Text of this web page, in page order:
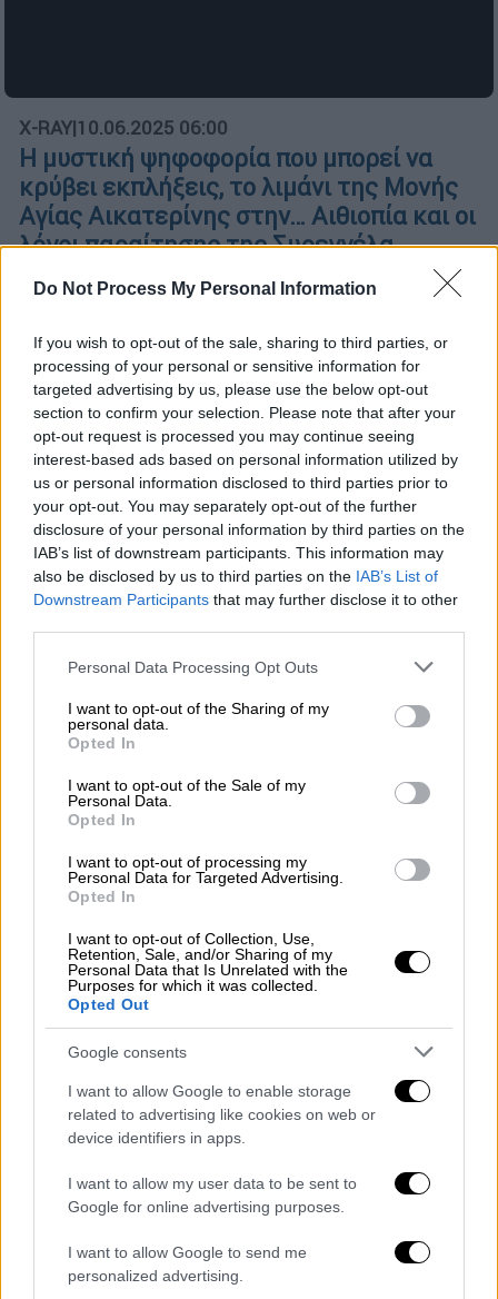
Do Not Process My Personal Information
If you wish to opt-out of the sale, sharing to third parties, or
processing of your personal or sensitive information for
targeted advertising by us, please use the below opt-out
section to confirm your selection. Please note that after your
opt-out request is processed you may continue seeing
interest-based ads based on personal information utilized by
us or personal information disclosed to third parties prior to
your opt-out. You may separately opt-out of the further
disclosure of your personal information by third parties on the
IAB’s list of downstream participants. This information may
also be disclosed by us to third parties on the IAB’s List of
Downstream Participants that may further disclose it to other
Please note that this website/app uses one or more Google
not limited to your visit or usage behaviour. You may click to
grant or deny consent to Google and its third-party tags to
use your data for below specified purposes in below Google
consent section.
Personal Data Processing Opt Outs
I want to opt-out of the Sharing of my
personal data.
Opted In
I want to opt-out of the Sale of my
Personal Data.
Opted In
I want to opt-out of processing my
Personal Data for Targeted Advertising.
Opted In
I want to opt-out of Collection, Use,
Retention, Sale, and/or Sharing of my
Personal Data that Is Unrelated with the
Purposes for which it was collected.
Opted Out
Google consents
I want to allow Google to enable storage
related to advertising like cookies on web or
device identifiers in apps.
I want to allow my user data to be sent to
Google for online advertising purposes.
I want to allow Google to send me
personalized advertising.
X-RAY|10.06.2025 06:00
Η μυστική ψηφοφορία που μπορεί να
κρύβει εκπλήξεις, το λιμάνι της Μονής
Αγίας Αικατερίνης στην… Αιθιοπία και οι
λόγοι παραίτησης της Συρεγγέλα
Τα σενάρια για πρωθυπουργοποίηση του
Τσίπρα
Πολιτική|01.06.2025 14:10
Επικοινωνία Φάμελλου με Ιερώνυμο για
Σινά: «Να υπάρξει ο αναγκαίος σεβασμός
στο ιδιοκτησιακό της Μονής»
Πρόταση για επίσκεψη υπερκομματικής
αποστολής στη Μονή Σινά